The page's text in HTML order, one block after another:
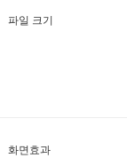
파일 크기
화면효과